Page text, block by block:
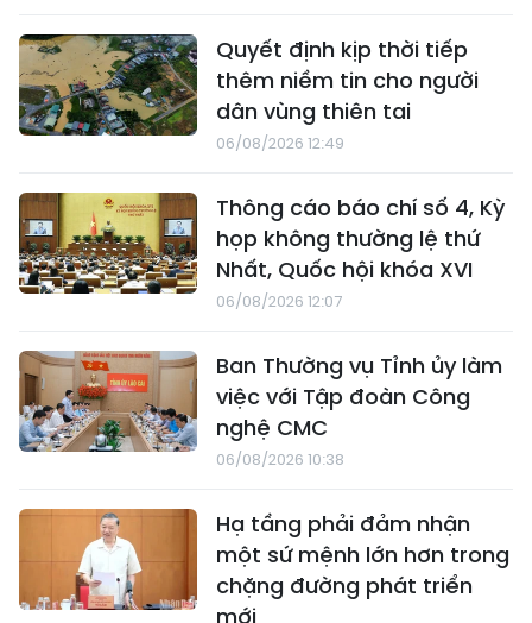
Quyết định kịp thời tiếp
thêm niềm tin cho người
dân vùng thiên tai
06/08/2026 12:49
Thông cáo báo chí số 4, Kỳ
họp không thường lệ thứ
Nhất, Quốc hội khóa XVI
06/08/2026 12:07
Ban Thường vụ Tỉnh ủy làm
việc với Tập đoàn Công
nghệ CMC
06/08/2026 10:38
Hạ tầng phải đảm nhận
một sứ mệnh lớn hơn trong
chặng đường phát triển
mới